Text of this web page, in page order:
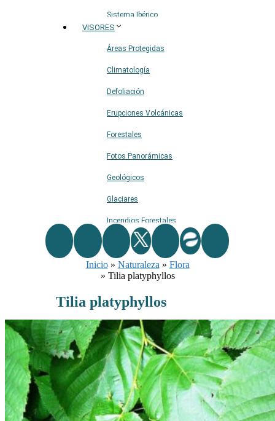
Sistema Ibérico
VISORES
Áreas Protegidas
Climatología
Defoliación
Erupciones Volcánicas
Forestales
Fotos Panorámicas
Geológicos
Glaciares
Incendios Forestales
Naturaleza
Ríos
Terremotos
Topográficos
Vértices Geodésicos
Inicio» Naturaleza » Flora
» Tilia platyphyllos
Tilia platyphyllos